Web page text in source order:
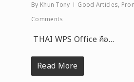
By Khun Tony Good Articles,
Comments
THAI WPS Office คือ…
Read More